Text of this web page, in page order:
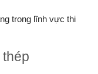
trong lĩnh vực thi